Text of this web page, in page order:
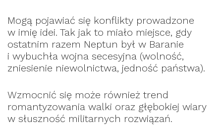
Mogą pojawiać się konflikty prowadzone
w imię idei. Tak jak to miało miejsce, gdy
ostatnim razem Neptun był w Baranie
i wybuchła wojna secesyjna (wolność,
zniesienie niewolnictwa, jedność państwa).
Wzmocnić się może również trend
romantyzowania walki oraz głębokiej wiary
w słuszność militarnych rozwiązań.